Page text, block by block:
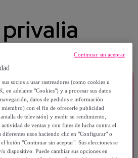
socios a usar rastreadores (como cookies u
en adelante "Cookies") y a procesar sus datos
datos de pedidos e información
miembro) con el fin de ofrecerle publicidad
de televisión) y medir su rendimiento,
de ventas y con fines de lucha contra el
diferentes usos haciendo clic en "Configurar" o
botón "Continuar sin aceptar". Sus elecciones se
dispositivo. Puede cambiar sus opciones en
Continuar sin aceptar